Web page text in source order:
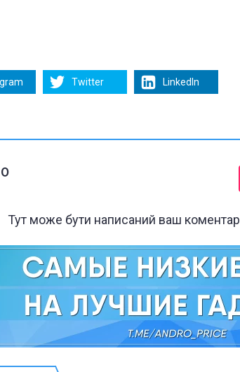
Twitter LinkedIn
Тут може бути написаний ваш коментар